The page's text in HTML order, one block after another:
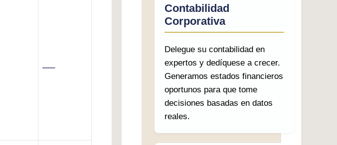
—–
Contabilidad
Corporativa
Delegue su contabilidad en
expertos y dedíquese a crecer.
Generamos estados financieros
oportunos para que tome
decisiones basadas en datos
reales.